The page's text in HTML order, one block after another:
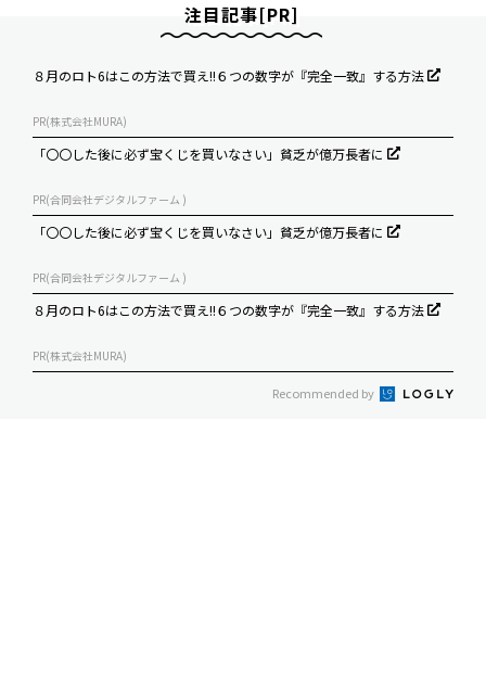
注目記事[PR]
８月のロト6はこの方法で買え!!６つの数字が『完全一致』する方法
PR(株式会社MURA)
「〇〇した後に必ず宝くじを買いなさい」貧乏が億万長者に
PR(合同会社デジタルファーム )
「〇〇した後に必ず宝くじを買いなさい」貧乏が億万長者に
PR(合同会社デジタルファーム )
８月のロト6はこの方法で買え!!６つの数字が『完全一致』する方法
PR(株式会社MURA)
Recommended by